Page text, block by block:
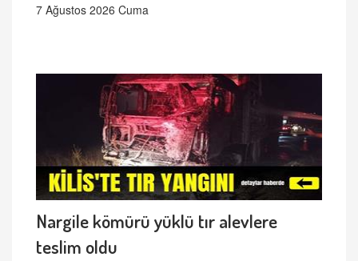
7 Ağustos 2026 Cuma
Nargile kömürü yüklü tır alevlere
teslim oldu